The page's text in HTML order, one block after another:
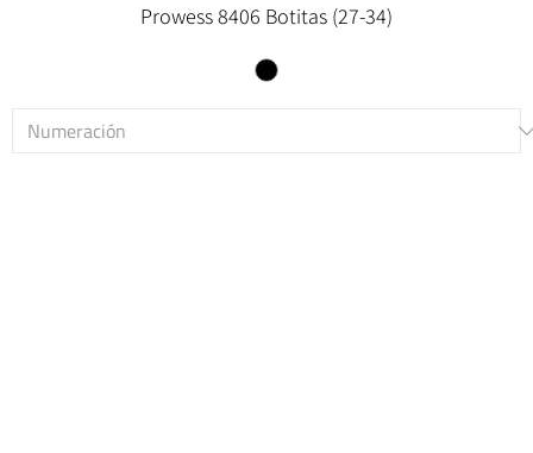
Prowess 8406 Botitas (27-34)